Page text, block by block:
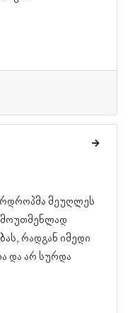
მეუღლეს
მოუთმენლად
რადგან იმედი
და არ სურდა